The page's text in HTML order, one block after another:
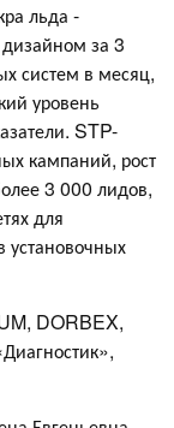
льда -
за 3
систем в месяц,
уровень
STP-
кампаний, рост
3 000 лидов,
для
установочных
DORBEX,